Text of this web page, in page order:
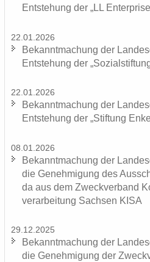
Ent­ste­hung der „LL
22.01.2026
Be­kannt­ma­chung der
Ent­ste­hung der
22.01.2026
Be­kannt­ma­chung der
Ent­ste­hung der „Stif­tung
08.01.2026
Be­kannt­ma­chung der
die Ge­neh­mi­gung des
da aus dem Zweck­ver­band
ver­ar­bei­tung Sach­sen KISA
29.12.2025
Be­kannt­ma­chung der
die Ge­neh­mi­gung der